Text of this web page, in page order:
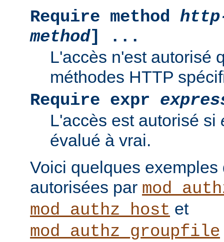
Require method
method] ...
L'accès n'est autorisé
méthodes HTTP
Require expr
L'accès est autorisé si
évalué à vrai.
Voici quelques exemples
autorisées par
mod_authz_host et
mod_authz_groupfile